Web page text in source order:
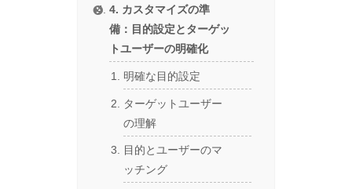
4. カスタマイズの準
備：目的設定とターゲッ
トユーザーの明確化
明確な目的設定
ターゲットユーザー
の理解
目的とユーザーのマ
ッチング